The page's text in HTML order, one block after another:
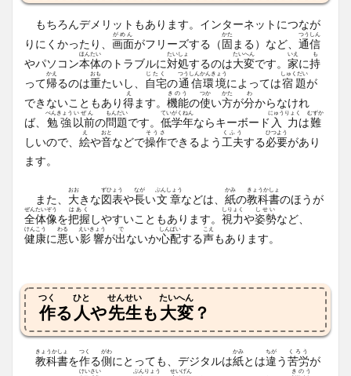
もちろんデメリットもあります。インターネットにつなが
りにくかったり、 画面
がめん
がフリーズする（固
かた
まる）など、 通信
つうしん
やパソコン本体
ほんたい
のトラブルに対処
たいしょ
するのは大変
たいへん
です。 家
いえ
に持
も
って帰
かえ
るのは重
おも
たいし、 自宅
じたく
の通信環境
つうしんかんきょう
によっては宿題
しゅくだい
が
できないこともあり得
え
ます。 機能
きのう
の使
つか
い方
かた
が分
わ
からなけれ
ば、 勉強
べんきょう
以前
いぜん
の問題
もんだい
です。 低
てい
学年
がくねん
ならキーボード 入力
にゅうりょく
は難
むずか
しいので、 絵
え
や音
おと
などで操作
そうさ
できるよう 工夫
くふう
する必要
ひつよう
があり
ます。
また、 大
おお
きな図表
ずひょう
や長
なが
い文章
ぶんしょう
などは、 紙
かみ
の教科書
きょうかしょ
のほうが
全体像
ぜんたいぞう
を把握
はあく
しやすいこともあります。 視力
しりょく
や姿勢
しせい
など、
健康
けんこう
に悪
わる
い影響
えいきょう
が出
で
ないか心配
しんぱい
する声
こえ
もあります。
作
つく
る 人
ひと
や先生
せんせい
も 大変
たいへん
？
教科書
きょうかしょ
を作
つく
る側
がわ
にとっても、デジタルは紙
かみ
とは違
ちが
う苦労
くろう
が
けいさい ぶんりょう せいげん きのう